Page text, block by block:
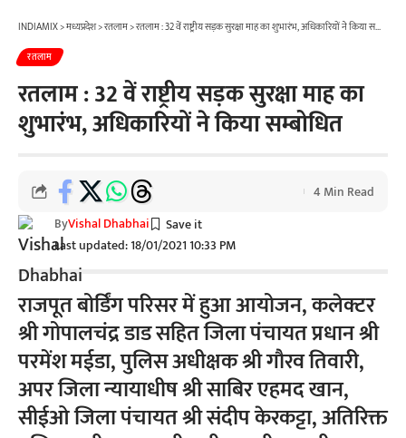
INDIAMIX>मध्यप्रदेश>रतलाम>रतलाम : 32 वें राष्ट्रीय सड़क सुरक्षा माह का शुभारंभ, अधिकारियों ने किया सम्बोधित
रतलाम
रतलाम : 32 वें राष्ट्रीय सड़क सुरक्षा माह का
शुभारंभ, अधिकारियों ने किया सम्बोधित
Last updated: 18/01/2021 10:33 PM
ByVishal Dhabhai
4 Min Read
राजपूत बोर्डिंग परिसर में हुआ आयोजन, कलेक्टर
श्री गोपालचंद्र डाड सहित जिला पंचायत प्रधान श्री
परमेंश मईडा, पुलिस अधीक्षक श्री गौरव तिवारी,
अपर जिला न्यायाधीष श्री साबिर एहमद खान,
सीईओ जिला पंचायत श्री संदीप केरकट्टा, अतिरिक्त